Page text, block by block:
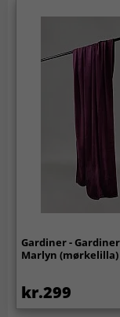
Gardiner -
Marlyn (mørkelilla)
kr.299